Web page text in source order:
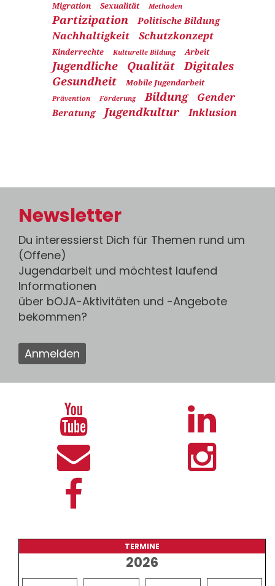
Migration Sexualität Methoden
Partizipation Politische Bildung
Nachhaltigkeit Schutzkonzept
Kinderrechte Kulturelle Bildung Arbeit
Jugendliche Qualität
Digitales
Gesundheit
Mobile Jugendarbeit
Prävention Förderung Bildung Gender
Beratung Jugendkultur Inklusion
Newsletter
Du interessierst Dich für Themen rund um
(Offene)
Jugendarbeit und möchtest laufend
Informationen
über bOJA-Aktivitäten und -Angebote
bekommen?
Anmelden
TERMINE
2026